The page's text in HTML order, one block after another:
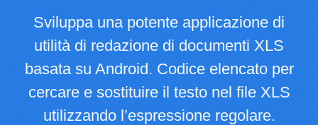
Sviluppa una potente applicazione di
utilità di redazione di documenti XLS
basata su Android. Codice elencato per
cercare e sostituire il testo nel file XLS
utilizzando l’espressione regolare.